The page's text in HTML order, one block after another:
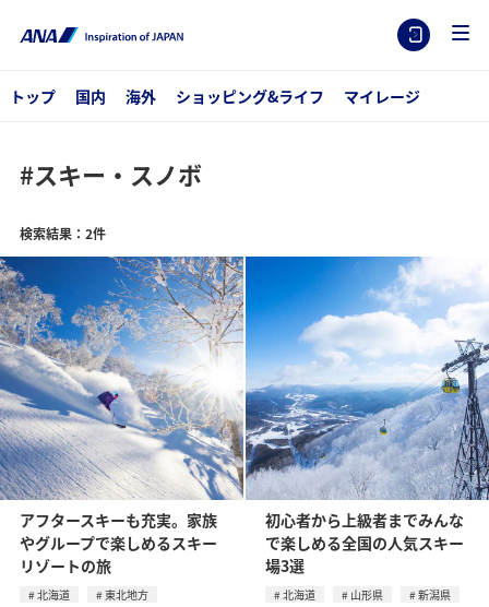
トップ 国内 海外 ショッピング&ライフ マイレージ
#スキー・スノボ
検索結果：2件
アフタースキーも充実。家族
やグループで楽しめるスキー
リゾートの旅
北海道
東北地方
初心者から上級者までみんな
で楽しめる全国の人気スキー
場3選
北海道 山形県
新潟県